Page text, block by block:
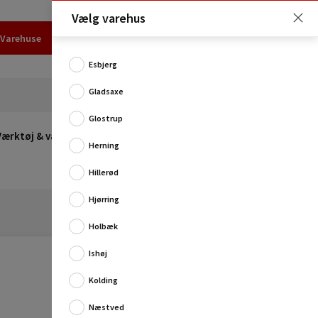
Varehuse
& værksted
kalkholdige hvide møbelmaling. Malingen er
Vælg varehus
Esbjerg
Gladsaxe
Glostrup
Herning
Hillerød
Hjørring
Holbæk
Ishøj
Kolding
Næstved